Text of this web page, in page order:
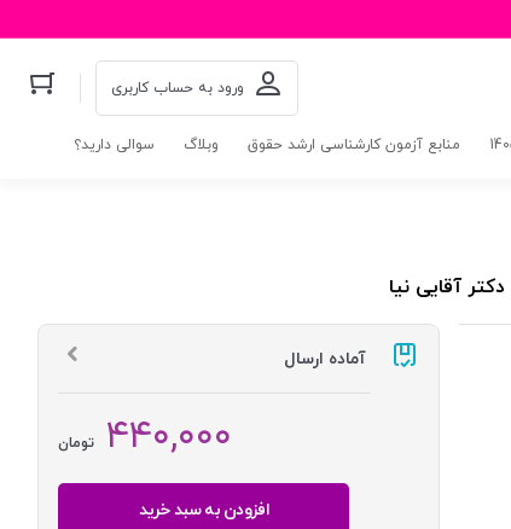
ورود به حساب کاربری
منابع آزمون کارشناسی ارشد حقوق وبلاگ سوالی دارید؟
آقایی نیا
آماده ارسال
۴۴۰,۰۰۰ تومان
افزودن به سبد خرید